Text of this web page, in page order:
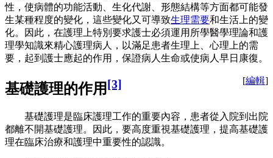
性，使病體的功能活動、生化代謝、形態結構等方面都可能發
生某種程度的變化，這些變化又可導致生理需要和生活上的變
化。因此，在護理上特別要求護士必須運用所學醫學理論和護
理學知識來精心護理病人，以滿足患者生理上、心理上的需
要，起到護士應起的作用，保證病人生命或使病人早日康復。
[編輯]
基礎護理的作用 [3]
基礎護理是臨床護理工作的重要內容，患者從入院到出院
都離不開基礎護理。因此，要高度重視基礎護理，提高基礎護
理在臨床治療和護理中重要性的認識。